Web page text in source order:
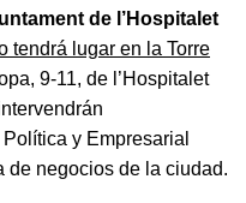
de l’Hospitalet
tendrá lugar en la Torre
9-11, de l’Hospitalet
y Empresarial
de negocios de la ciudad.